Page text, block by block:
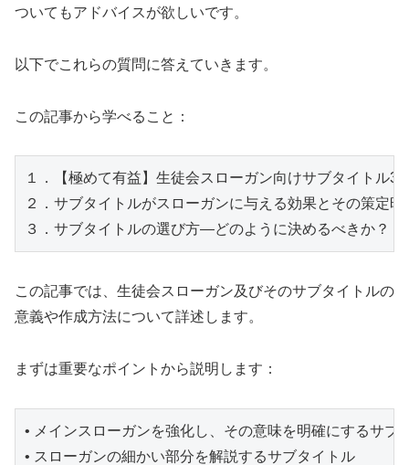
ついてもアドバイスが欲しいです。
以下でこれらの質問に答えていきます。
この記事から学べること：
１．【極めて有益】生徒会スローガン向けサブタイトル
２．サブタイトルがスローガンに与える効果とその策定時
この記事では、生徒会スローガン及びそのサブタイトルの
意義や作成方法について詳述します。
まずは重要なポイントから説明します：
• メインスローガンを強化し、その意味を明確にするサブ
• スローガンの細かい部分を解説するサブタイトル